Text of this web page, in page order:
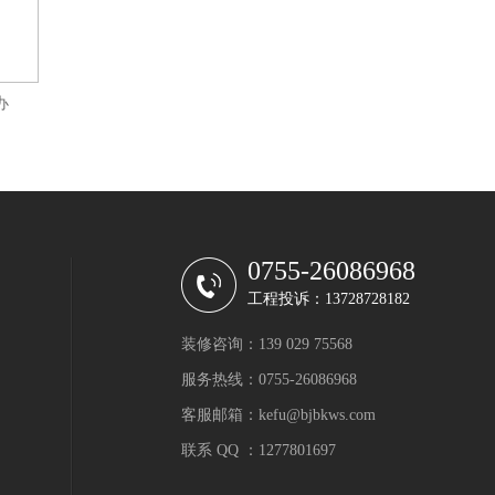
0755-26086968
工程投诉：13728728182
装修咨询：139 029 75568
服务热线：0755-26086968
客服邮箱：kefu@bjbkws.com
联系 QQ ：1277801697